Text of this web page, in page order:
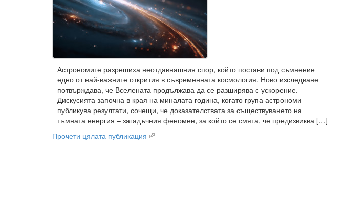
Астрономите разрешиха неотдавнашния спор, който постави под съмнение
едно от най-важните открития в съвременната космология. Ново изследване
потвърждава, че Вселената продължава да се разширява с ускорение.
Дискусията започна в края на миналата година, когато група астрономи
публикува резултати, сочещи, че доказателствата за съществуването на
тъмната енергия – загадъчния феномен, за който се смята, че предизвиква […]
Прочети цялата публикация